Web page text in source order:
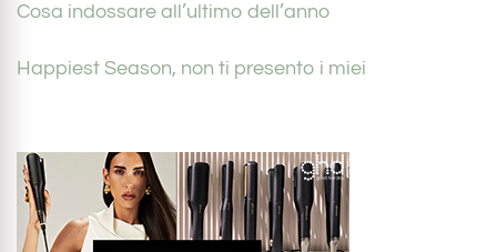
Cosa indossare all’ultimo dell’anno
Happiest Season, non ti presento i miei